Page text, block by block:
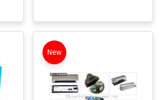
New